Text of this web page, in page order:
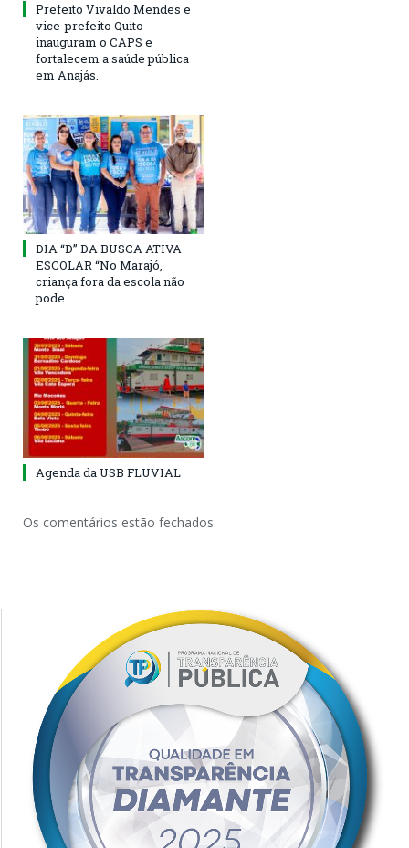
Prefeito Vivaldo Mendes e
vice-prefeito Quito
inauguram o CAPS e
fortalecem a saúde pública
em Anajás.
DIA “D” DA BUSCA ATIVA
ESCOLAR “No Marajó,
criança fora da escola não
pode
Agenda da USB FLUVIAL
Os comentários estão fechados.